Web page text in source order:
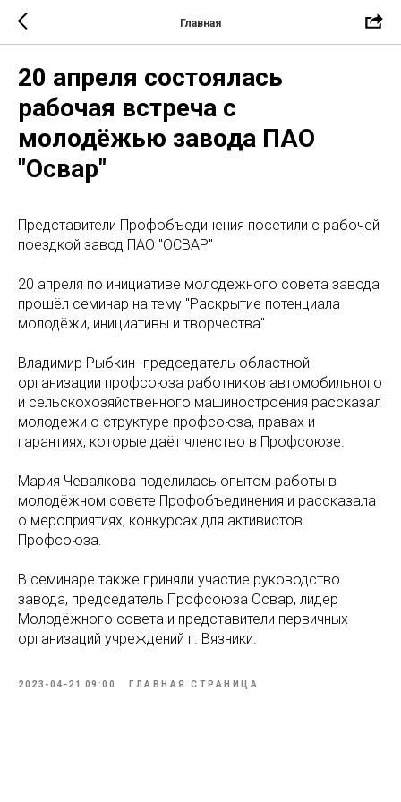
Главная
20 апреля состоялась
рабочая встреча с
молодёжью завода ПАО
"Освар"
Представители Профобъединения посетили с рабочей
поездкой завод ПАО "ОСВАР"
20 апреля по инициативе молодежного совета завода
прошёл семинар на тему "Раскрытие потенциала
молодёжи, инициативы и творчества"
Владимир Рыбкин -председатель областной
организации профсоюза работников автомобильного
и сельскохозяйственного машиностроения рассказал
молодежи о структуре профсоюза, правах и
гарантиях, которые даёт членство в Профсоюзе.
Мария Чевалкова поделилась опытом работы в
молодёжном совете Профобъединения и рассказала
о мероприятиях, конкурсах для активистов
Профсоюза.
В семинаре также приняли участие руководство
завода, председатель Профсоюза Освар, лидер
Молодёжного совета и представители первичных
организаций учреждений г. Вязники.
2023-04-21 09:00 ГЛАВНАЯ СТРАНИЦА